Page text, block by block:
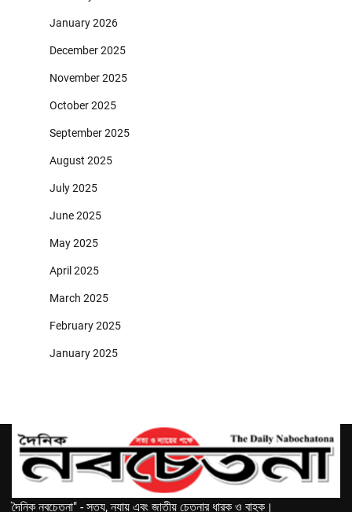
January 2026
December 2025
November 2025
October 2025
September 2025
August 2025
July 2025
June 2025
May 2025
April 2025
March 2025
February 2025
January 2025
দৈনিক নবচেতনা" - সত্য, ন্যায় এবং জাতীয় চেতনার ধারক ও বাহক।